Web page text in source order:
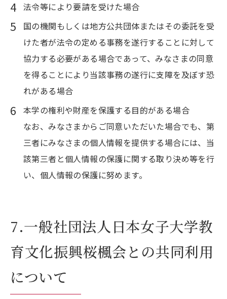
法令等により要請を受けた場合
国の機関もしくは地方公共団体またはその委託を受
けた者が法令の定める事務を遂行することに対して
協力する必要がある場合であって、みなさまの同意
を得ることにより当該事務の遂行に支障を及ぼす恐
れがある場合
本学の権利や財産を保護する目的がある場合
なお、みなさまからご同意いただいた場合でも、第
三者にみなさまの個人情報を提供する場合には、当
該第三者と個人情報の保護に関する取り決め等を行
い、個人情報の保護に努めます。
7.一般社団法人日本女子大学教
育文化振興桜楓会との共同利用
について